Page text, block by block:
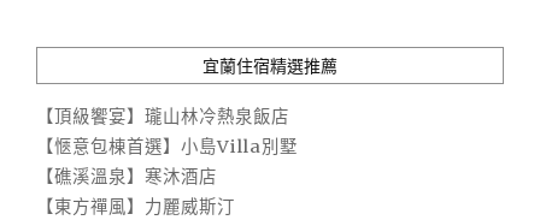
宜蘭住宿精選推薦
【頂級饗宴】瓏山林冷熱泉飯店
【愜意包棟首選】小島Villa別墅
【礁溪溫泉】寒沐酒店
【東方禪風】力麗威斯汀